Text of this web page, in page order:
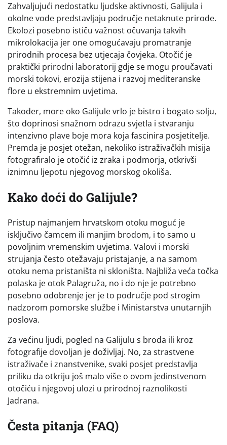
Zahvaljujući nedostatku ljudske aktivnosti, Galijula i
okolne vode predstavljaju područje netaknute prirode.
Ekolozi posebno ističu važnost očuvanja takvih
mikrolokacija jer one omogućavaju promatranje
prirodnih procesa bez utjecaja čovjeka. Otočić je
praktički prirodni laboratorij gdje se mogu proučavati
morski tokovi, erozija stijena i razvoj mediteranske
flore u ekstremnim uvjetima.
Također, more oko Galijule vrlo je bistro i bogato solju,
što doprinosi snažnom odrazu svjetla i stvaranju
intenzivno plave boje mora koja fascinira posjetitelje.
Premda je posjet otežan, nekoliko istraživačkih misija
fotografiralo je otočić iz zraka i podmorja, otkrivši
iznimnu ljepotu njegovog morskog okoliša.
Kako doći do Galijule?
Pristup najmanjem hrvatskom otoku moguć je
isključivo čamcem ili manjim brodom, i to samo u
povoljnim vremenskim uvjetima. Valovi i morski
strujanja često otežavaju pristajanje, a na samom
otoku nema pristaništa ni skloništa. Najbliža veća točka
polaska je otok Palagruža, no i do nje je potrebno
posebno odobrenje jer je to područje pod strogim
nadzorom pomorske službe i Ministarstva unutarnjih
poslova.
Za većinu ljudi, pogled na Galijulu s broda ili kroz
fotografije dovoljan je doživljaj. No, za strastvene
istraživače i znanstvenike, svaki posjet predstavlja
priliku da otkriju još malo više o ovom jedinstvenom
otočiću i njegovoj ulozi u prirodnoj raznolikosti
Jadrana.
Česta pitanja (FAQ)